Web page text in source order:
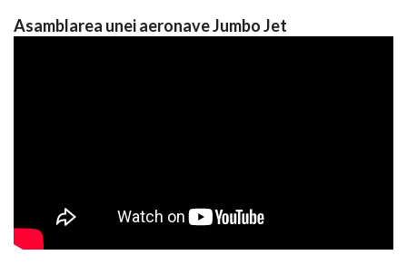
Asamblarea unei aeronave Jumbo Jet